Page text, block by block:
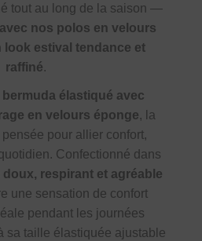
tout au long de la saison —
nos polos en velours
look estival tendance et
raffiné.
bermuda élastiqué avec
en velours éponge, la
pour allier confort,
Confectionné dans
respirant et agréable
une sensation de confort
pendant les journées
sa taille élastiquée ajustable